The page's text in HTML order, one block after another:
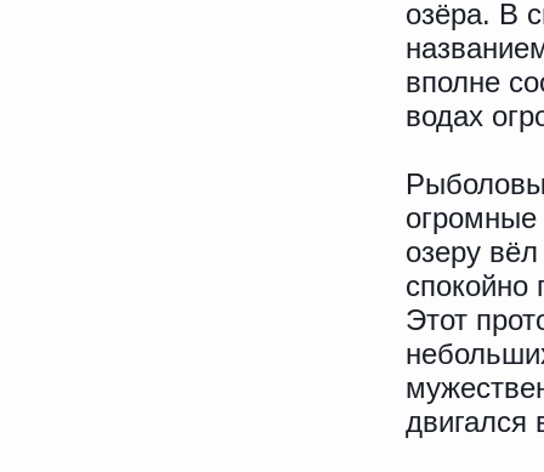
озёра. В
вполне
водах
озеру
Этот
двигался